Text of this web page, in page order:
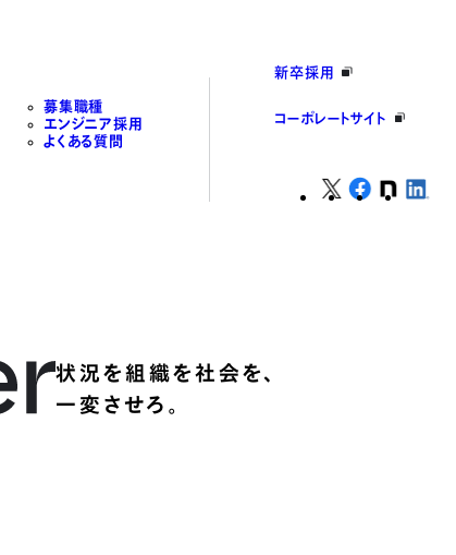
募集職種
エンジニア採用
よくある質問
新卒採用
コーポレートサイト
状況を組織を社会を、
一変させろ。